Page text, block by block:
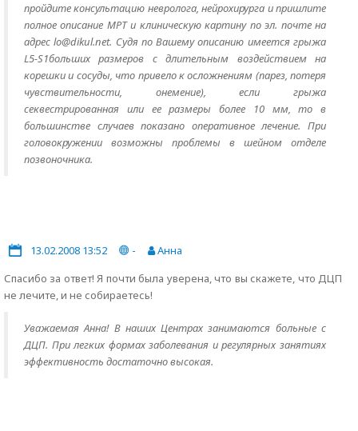
пройдите консультацию невролога, нейрохирурга и пришлите
полное описание МРТ и клиническую картину по эл. почте на
адрес lo@dikul.net. Судя по Вашему описанию имеется грыжа
L5-S1больших размеров с длительным воздействием на
корешки и сосуды, что привело к осложнениям (парез, потеря
чувствительности, онемение), если грыжа
секвестрированная или ее размеры более 10 мм, то в
большинстве случаев показано оперативное лечение. При
головокружении возможны проблемы в шейном отделе
позвоночника.
13.02.2008 13:52 -
Анна
Спасибо за ответ! Я почти была уверена, что вы скажете, что ДЦП
не лечите, и не собираетесь!
Уважаемая Анна! В наших Центрах занимаются больные с
ДЦП. При легких формах заболевания и регулярных занятиях
эффективность достаточно высокая.